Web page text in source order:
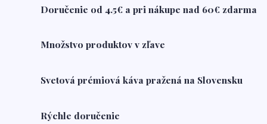
Doručenie od 4.5€ a pri nákupe nad 60€ zdarma
Množstvo produktov v zľave
Svetová prémiová káva pražená na Slovensku
Rýchle doručenie